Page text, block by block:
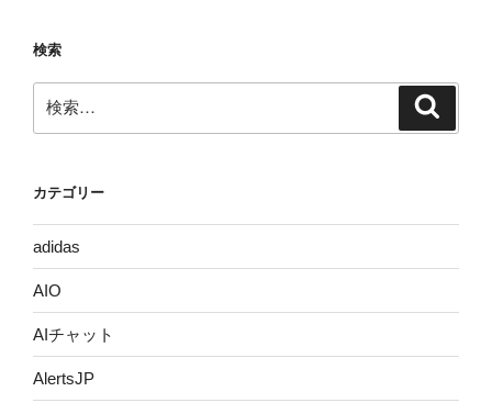
検索
索:
カテゴリー
adidas
AIO
AIチャット
AlertsJP